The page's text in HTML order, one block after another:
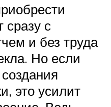
сразу с
и без труда
Но если
это усилит